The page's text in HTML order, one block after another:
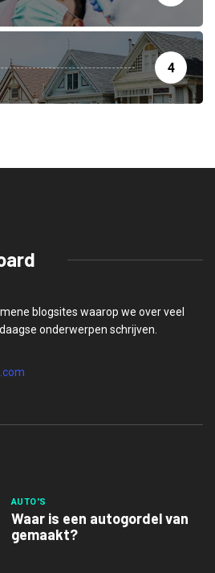
4
blogsites waarop we over veel
onderwerpen schrijven.
AUTO'S
Waar is een autogordel van
gemaakt?